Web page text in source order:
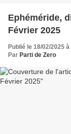
Ephéméride,
Février 2025
Publié le 18/02/2025
Par Parti de Zero